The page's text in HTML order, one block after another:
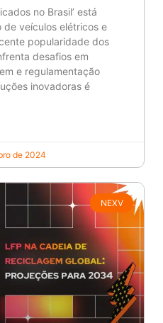
no Brasil’ está
de veículos elétricos e
popularidade dos
desafios em
e regulamentação
inovadoras é
de 2024
NEXV